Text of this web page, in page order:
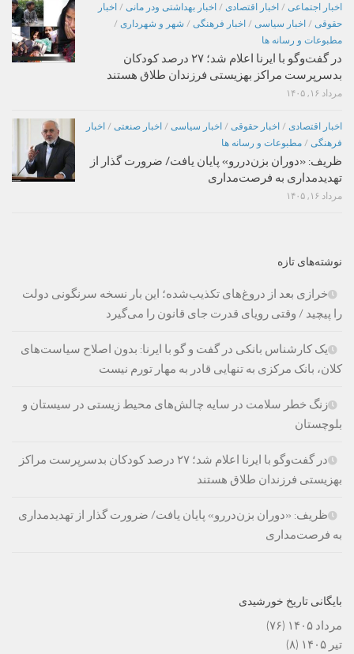
اخبار اجتماعی / اخبار اقتصادی / اخبار بهداشتی ودر مانی / اخبار
حقوقی / اخبار سیاسی / اخبار فرهنگی / شهر و شهرداری /
مطبوعات و رسانه ها
در گفت‌وگو با ایرنا اعلام شد؛ ۲۷ درصد کودکان
بدسرپرست مراکز بهزیستی فرزندان طلاق هستند
مرداد ۱۶, ۱۴۰۵
اخبار اقتصادی / اخبار حقوقی / اخبار سیاسی / اخبار صنعتی / اخبار
فرهنگی / مطبوعات و رسانه ها
ظریف: «دوران بزن‌دررو» پایان یافت/ ضرورت گذار از
تهدیدمداری به فرصت‌مداری
مرداد ۱۶, ۱۴۰۵
نوشته‌های تازه
خرازی بعد از دروغ‌های تکذیب‌شده؛ این بار نسخه سرنگونی دولت
را پیچید / وقتی رویای قدرت جای قانون را می‌گیرد
یک کارشناس بانکی در گفت و گو با ایرنا: بدون اصلاح سیاست‌های
کلان، بانک مرکزی به تنهایی قادر به مهار تورم نیست
زنگ خطر سلامت در سایه چالش‌های محیط زیستی در سیستان و
بلوچستان
در گفت‌وگو با ایرنا اعلام شد؛ ۲۷ درصد کودکان بدسرپرست مراکز
بهزیستی فرزندان طلاق هستند
ظریف: «دوران بزن‌دررو» پایان یافت/ ضرورت گذار از تهدیدمداری
به فرصت‌مداری
بایگانی تاریخ خورشیدی
مرداد ۱۴۰۵
(۷۶)
تیر ۱۴۰۵
(۸)